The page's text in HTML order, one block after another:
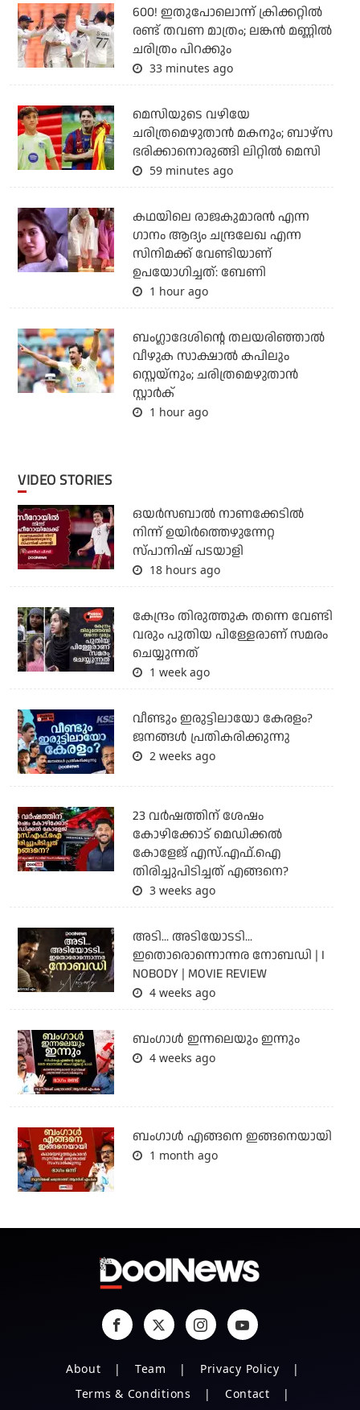
600! ഇതുപോലൊന്ന് ക്രിക്കറ്റില്‍
രണ്ട് തവണ മാത്രം; ലങ്കന്‍ മണ്ണില്‍
ചരിത്രം പിറക്കും
33 minutes ago
മെസിയുടെ വഴിയേ
ചരിത്രമെഴുതാന്‍ മകനും; ബാഴ്‌സ
ഭരിക്കാനൊരുങ്ങി ലിറ്റില്‍ മെസി
59 minutes ago
കഥയിലെ രാജകുമാരൻ എന്ന
ഗാനം ആദ്യം ചന്ദ്രലേഖ എന്ന
സിനിമക്ക് വേണ്ടിയാണ്
ഉപയോഗിച്ചത്: ബേണി
1 hour ago
ബംഗ്ലാദേശിന്റെ തലയരിഞ്ഞാല്‍
വീഴുക സാക്ഷാല്‍ കപിലും
സ്റ്റെയ്‌നും; ചരിത്രമെഴുതാന്‍
സ്റ്റാര്‍ക്
1 hour ago
VIDEO STORIES
ഒയര്‍സബാൽ നാണക്കേടിൽ
നിന്ന് ഉയിർത്തെഴുന്നേറ്റ
സ്പാനിഷ് പടയാളി
18 hours ago
കേന്ദ്രം തിരുത്തുക തന്നെ വേണ്ടി
വരും പുതിയ പിള്ളേരാണ് സമരം
ചെയ്യുന്നത്
1 week ago
വീണ്ടും ഇരുട്ടിലായോ കേരളം?
ജനങ്ങൾ പ്രതികരിക്കുന്നു
2 weeks ago
23 വർഷത്തിന് ശേഷം
കോഴിക്കോട് മെഡിക്കൽ
കോളേജ് എസ്.എഫ്.ഐ
തിരിച്ചുപിടിച്ചത് എങ്ങനെ?
3 weeks ago
അടി... അടിയോടടി...
ഇതൊരൊന്നൊന്നര നോബഡി | I
NOBODY | MOVIE REVIEW
4 weeks ago
ബംഗാള്‍ ഇന്നലെയും ഇന്നും
4 weeks ago
ബം​ഗാൾ എങ്ങനെ ഇങ്ങനെയായി
1 month ago
About Team
Privacy Policy
Terms & Conditions
Contact